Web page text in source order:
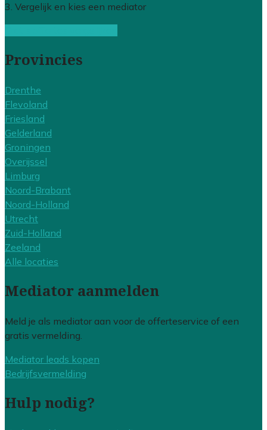
3. Vergelijk en kies een mediator
Provincies
Drenthe
Flevoland
Friesland
Gelderland
Groningen
Overijssel
Limburg
Noord-Brabant
Noord-Holland
Utrecht
Zuid-Holland
Zeeland
Alle locaties
Mediator aanmelden
Meld je als mediator aan voor de offerteservice of een
gratis vermelding.
Mediator leads kopen
Bedrijfsvermelding
Hulp nodig?